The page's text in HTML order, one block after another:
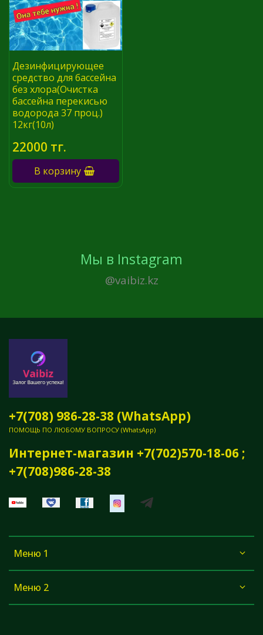
Дезинфицирующее
средство для бассейна
без хлора(Очистка
бассейна перекисью
водорода 37 проц.)
12кг(10л)
22000 тг.
В корзину
Мы в Instagram
@vaibiz.kz
Меню 1
Меню 2
+7(708) 986-28-38 (WhatsApp)
ПОМОЩЬ ПО ЛЮБОМУ ВОПРОСУ (WhatsApp)
Интернет-магазин +7(702)570-18-06 ;
+7(708)986-28-38